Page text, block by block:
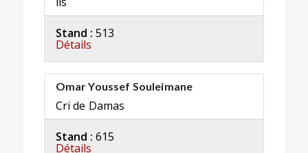
Stand : 513
Détails
Omar Youssef Souleimane
Cri de Damas
Stand : 615
Détails